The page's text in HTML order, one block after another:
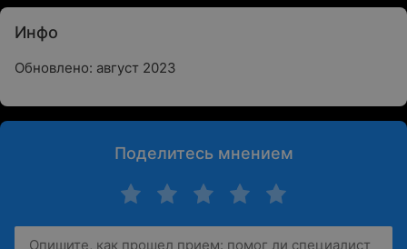
Инфо
Обновлено: август 2023
Поделитесь мнением